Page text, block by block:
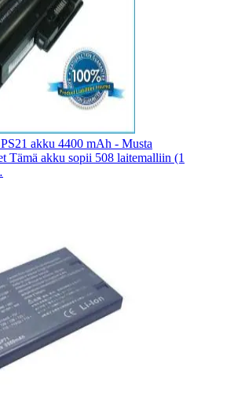
akku 4400 mAh - Musta
Tämä akku sopii 508 laitemalliin (1